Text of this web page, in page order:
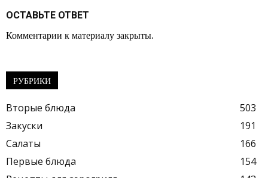
ОСТАВЬТЕ ОТВЕТ
Комментарии к материалу закрыты.
РУБРИКИ
Вторые блюда
503
Закуски
191
Салаты
166
Первые блюда
154